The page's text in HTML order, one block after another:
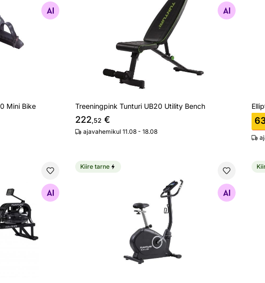
Mini Bike
Otsi sarnaseid
Treeningpink Tunturi UB20 Utility Bench
222,52 €
ajavahemikul 11.08 - 18.08
70 WTR
Otsi sarnaseid
Veloergomeeter Tunturi FitCycle 50i Ergometer Bike
Otsi sarnaseid
Kiire tarne